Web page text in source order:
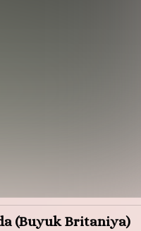
(Buyuk Britaniya)